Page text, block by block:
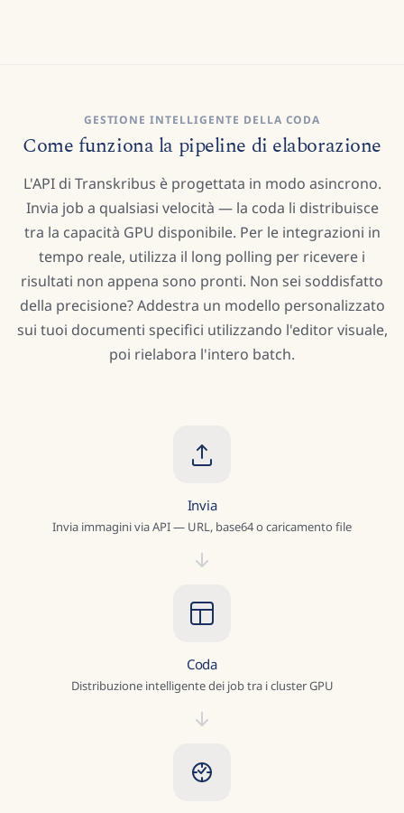
GESTIONE INTELLIGENTE DELLA CODA
Come funziona la pipeline di elaborazione
L'API di Transkribus è progettata in modo asincrono.
Invia job a qualsiasi velocità — la coda li distribuisce
tra la capacità GPU disponibile. Per le integrazioni in
tempo reale, utilizza il long polling per ricevere i
risultati non appena sono pronti. Non sei soddisfatto
della precisione? Addestra un modello personalizzato
sui tuoi documenti specifici utilizzando l'editor visuale,
poi rielabora l'intero batch.
Invia
Invia immagini via API — URL, base64 o caricamento file
Coda
Distribuzione intelligente dei job tra i cluster GPU